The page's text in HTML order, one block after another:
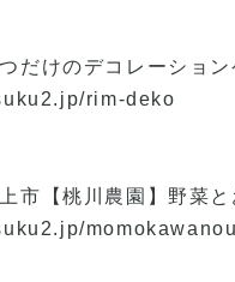
だけのデコレーショ
rim-deko
市【桃川農園】野菜